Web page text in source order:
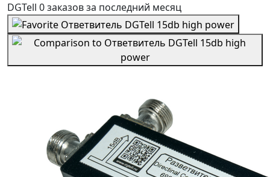
DGTell 0 заказовза последний месяц